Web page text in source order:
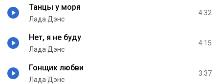
Танцы у моря
Лада Дэнс
4:32
Нет, я не буду
Лада Дэнс
4:15
Гонщик любви
Лада Дэнс
3:37